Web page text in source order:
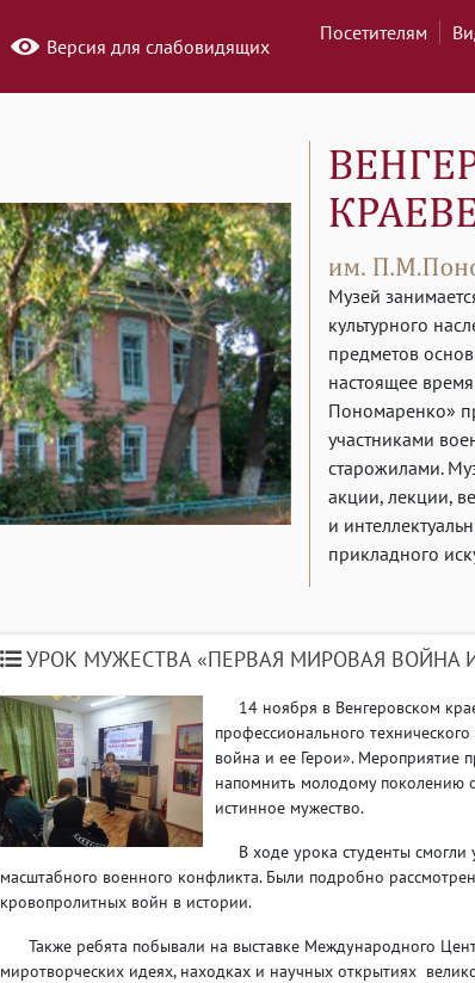
Версия для слабовидящих
Посетителям
Музей
культурного
предметов
настоящее
Пономаренко»
участниками
старожилами.
акции, лекции,
и
прикладного
УРОК МУЖЕСТВА «ПЕРВАЯ МИРОВАЯ ВОЙНА
14 ноября в Венгеровском
профессионального
война и ее Герои». Мероприятие
напомнить молодому поколению
истинное мужество.
В ходе урока студенты смогли
масштабного военного конфликта. Были подробно
кровопролитных войн в истории.
Также ребята побывали на выставке Международного
миротворческих идеях, находках и научных открытиях